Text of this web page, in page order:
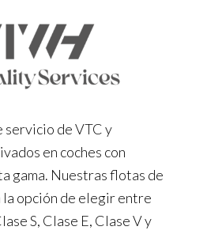
de VTC y
en coches con
gama. Nuestras flotas de
la opción de elegir entre
S, Clase E, Clase V y